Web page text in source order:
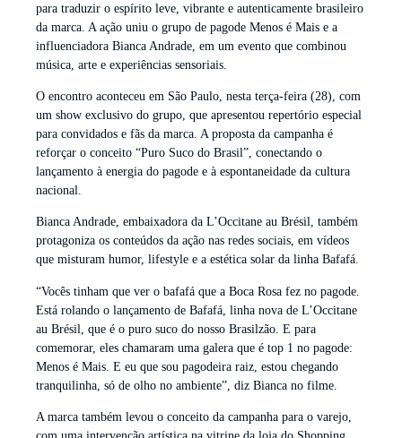
para traduzir o espírito leve, vibrante e autenticamente brasileiro
da marca. A ação uniu o grupo de pagode Menos é Mais e a
influenciadora Bianca Andrade, em um evento que combinou
música, arte e experiências sensoriais.
O encontro aconteceu em São Paulo, nesta terça-feira (28), com
um show exclusivo do grupo, que apresentou repertório especial
para convidados e fãs da marca. A proposta da campanha é
reforçar o conceito “Puro Suco do Brasil”, conectando o
lançamento à energia do pagode e à espontaneidade da cultura
nacional.
Bianca Andrade, embaixadora da L’Occitane au Brésil, também
protagoniza os conteúdos da ação nas redes sociais, em vídeos
que misturam humor, lifestyle e a estética solar da linha Bafafá.
“Vocês tinham que ver o bafafá que a Boca Rosa fez no pagode.
Está rolando o lançamento de Bafafá, linha nova de L’Occitane
au Brésil, que é o puro suco do nosso Brasilzão. E para
comemorar, eles chamaram uma galera que é top 1 no pagode:
Menos é Mais. E eu que sou pagodeira raiz, estou chegando
tranquilinha, só de olho no ambiente”, diz Bianca no filme.
A marca também levou o conceito da campanha para o varejo,